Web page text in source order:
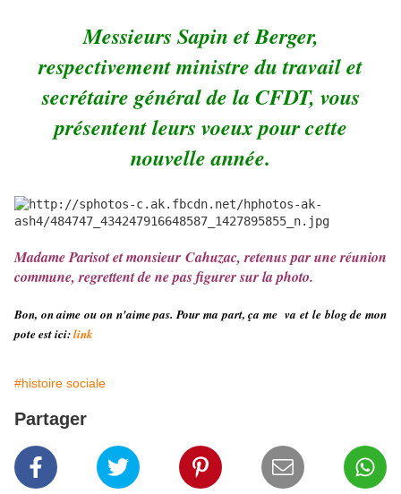
Messieurs Sapin et Berger,
respectivement ministre du travail et
secrétaire général de la CFDT, vous
présentent leurs voeux pour cette
nouvelle année.
Madame Parisot et monsieur Cahuzac, retenus par une réunion
commune, regrettent de ne pas figurer sur la photo.
Bon, on aime ou on n'aime pas. Pour ma part, ça me va et le blog de mon
pote est ici:link
#histoire sociale
Partager